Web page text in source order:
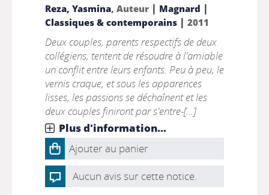
Reza, Yasmina, Auteur | Magnard |
Classiques & contemporains| 2011
Deux couples, parents respectifs de deux
collégiens, tentent de résoudre à l'amiable
un conflit entre leurs enfants. Peu à peu, le
vernis craque, et sous les apparences
lisses, les passions se déchaînent et les
deux couples finiront par s'entre-[...]
Plus d'information...
Ajouter au panier
Aucun avis sur cette notice.